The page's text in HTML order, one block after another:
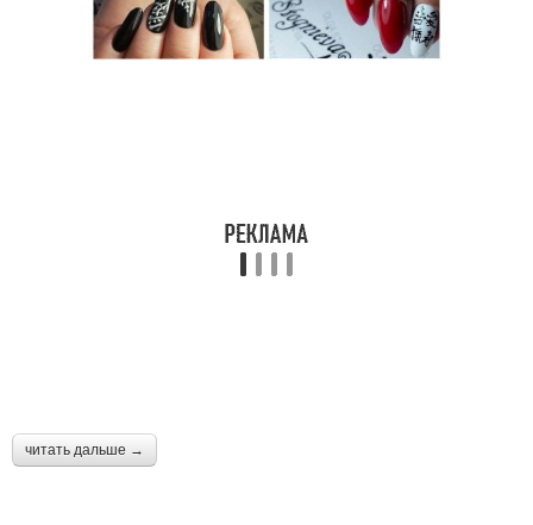
читать дальше →